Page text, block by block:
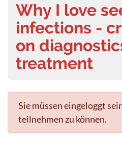
Why I love
infections -
on
treatment
Sie müssen eingeloggt
teilnehmen zu können.